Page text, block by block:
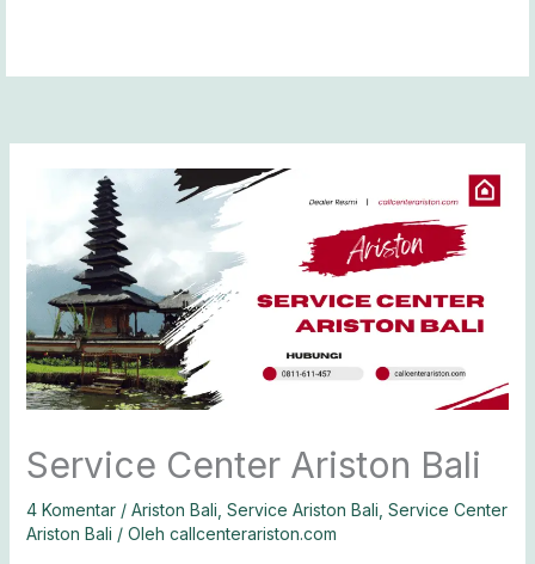
Service Center Ariston Bali
4 Komentar / Ariston Bali, Service Ariston Bali, Service Center
Ariston Bali / Oleh callcenterariston.com